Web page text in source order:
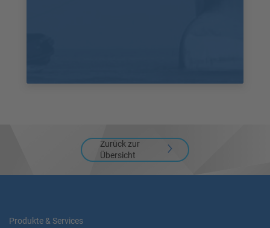
Zurück zur
Übersicht
Produkte & Services